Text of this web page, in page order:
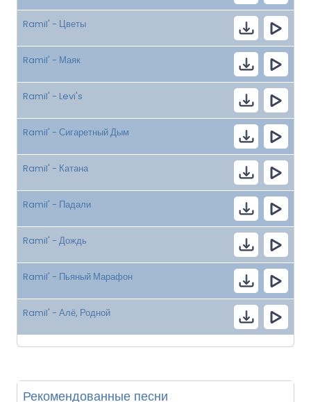
Ramil' - Цветы
Ramil' - Маяк
Ramil' - Levi's
Ramil' - Сигаретный Дым
Ramil' - Катана
Ramil' - Падали
Ramil' - Дождь
Ramil' - Пьяный Марафон
Ramil' - Алё, Родной
Рекомендованные песни